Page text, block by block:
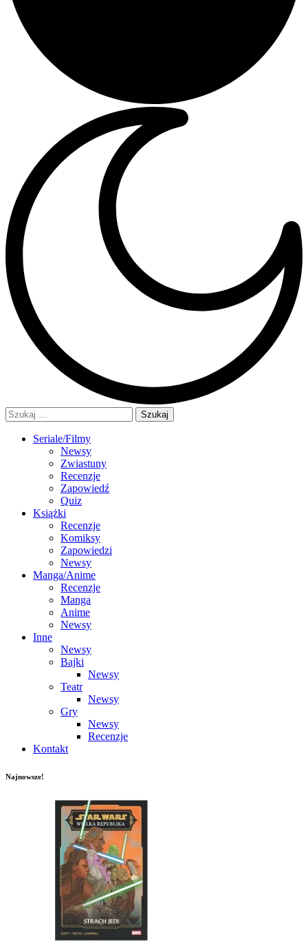
Szukaj:
Seriale/Filmy
Newsy
Zwiastuny
Recenzje
Zapowiedź
Quiz
Książki
Recenzje
Komiksy
Zapowiedzi
Newsy
Manga/Anime
Recenzje
Manga
Anime
Newsy
Inne
Newsy
Bajki
Newsy
Teatr
Newsy
Gry
Newsy
Recenzje
Kontakt
Najnowsze!